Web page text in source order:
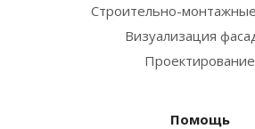
Строительно-
Визуализация
Проектирование
Помощь